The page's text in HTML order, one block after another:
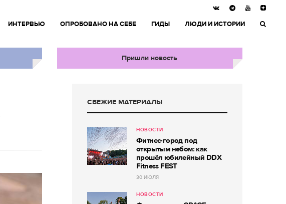
ИНТЕРВЬЮ ОПРОБОВАНО НА СЕБЕ ГИДЫ ЛЮДИ И ИСТОРИИ
Пришли новость
СВЕЖИЕ МАТЕРИАЛЫ
НОВОСТИ
Фитнес-город под
открытым небом: как
прошёл юбилейный DDX
Fitness FEST
30 ИЮЛЯ
НОВОСТИ